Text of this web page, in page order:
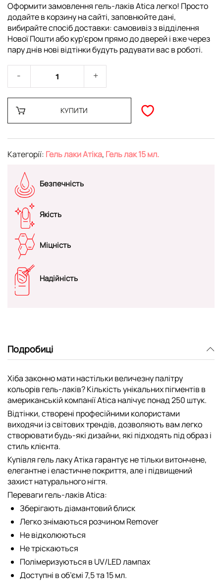
Оформити замовлення гель-лаків Atica легко! Просто
додайте в корзину на сайті, заповнюйте дані,
вибирайте спосіб доставки: самовивіз з відділення
Нової Пошти або кур'єром прямо до дверей і вже через
пару днів нові відтінки будуть радувати вас в роботі.
КУПИТИ
Категорії: Гель лаки Атіка, Гель лак 15 мл.
Безпечність
Якість
Міцність
Надійність
Подробиці
Хіба законно мати настільки величезну палітру
кольорів гель-лаків? Кількість унікальних пігментів в
американській компанії Atica налічує понад 250 штук.
Відтінки, створені професійними колористами
виходячи із світових трендів, дозволяють вам легко
створювати будь-які дизайни, які підходять під образ і
стиль клієнта.
Купівля гель лаку Атіка гарантує не тільки витончене,
елегантне і еластичне покриття, але і підвищений
захист натурального нігтя.
Переваги гель-лаків Atica:
Зберігають діамантовий блиск
Легко знімаються розчином Remover
Не відколюються
Не тріскаються
Полімеризуються в UV/LED лампах
Доступні в об’ємі 7,5 та 15 мл.